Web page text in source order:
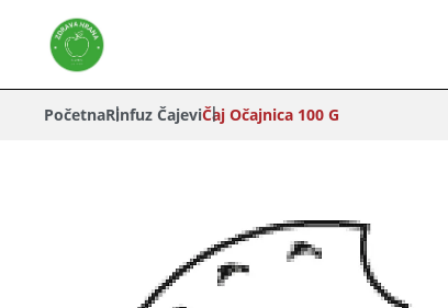
PočetnaRinfuz ČajeviČaj Očajnica 100 G